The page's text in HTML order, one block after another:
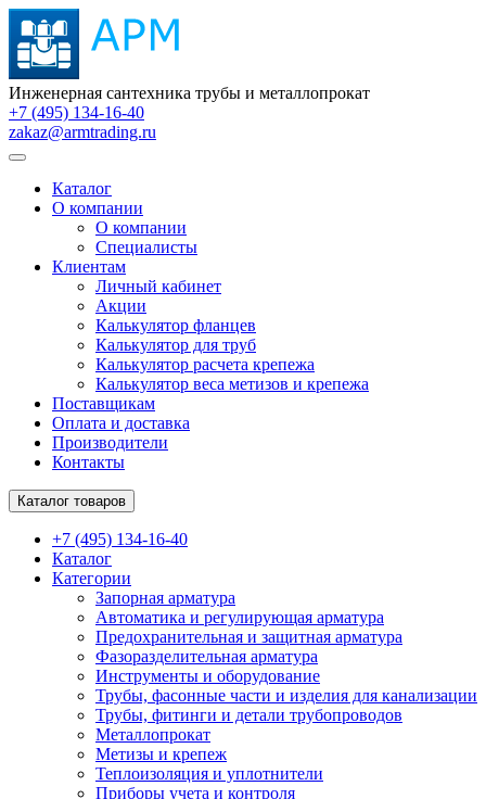
Инженерная сантехника трубы и металлопрокат
+7 (495) 134-16-40
zakaz@armtrading.ru
Каталог
О компании
О компании
Специалисты
Клиентам
Личный кабинет
Акции
Калькулятор фланцев
Калькулятор для труб
Калькулятор расчета крепежа
Калькулятор веса метизов и крепежа
Поставщикам
Оплата и доставка
Производители
Контакты
Каталог товаров
+7 (495) 134-16-40
Каталог
Категории
Запорная арматура
Автоматика и регулирующая арматура
Предохранительная и защитная арматура
Фазоразделительная арматура
Инструменты и оборудование
Трубы, фасонные части и изделия для канализации
Трубы, фитинги и детали трубопроводов
Металлопрокат
Метизы и крепеж
Теплоизоляция и уплотнители
Приборы учета и контроля